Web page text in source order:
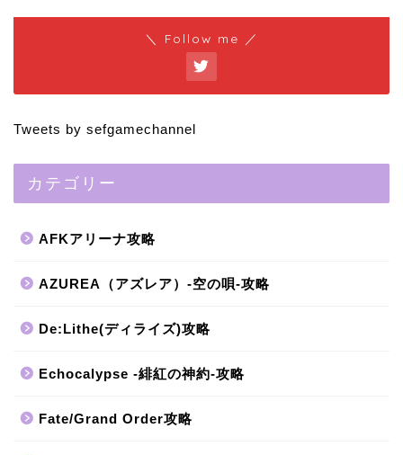
＼ Follow me ／
Tweets by sefgamechannel
カテゴリー
AFKアリーナ攻略
AZUREA（アズレア）-空の唄-攻略
De:Lithe(ディライズ)攻略
Echocalypse -緋紅の神約-攻略
Fate/Grand Order攻略